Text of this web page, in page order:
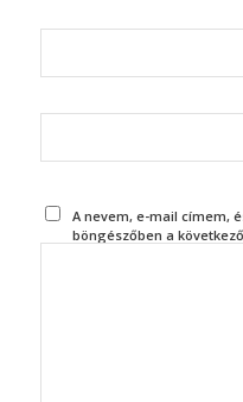
A nevem, e-mail címem,
böngészőben a